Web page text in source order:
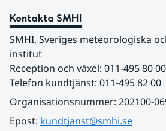
Kontakta SMHI
SMHI, Sveriges meteorologiska
institut
Reception och växel: 011-495 80 00
Telefon kundtjänst: 011-495 82 00
Organisationsnummer: 202100-
Epost: kundtjanst@smhi.se